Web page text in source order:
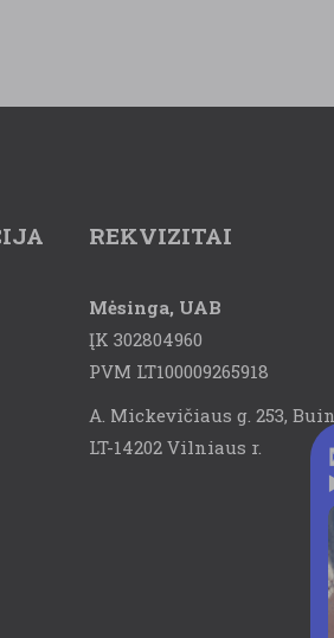
REKVIZITAI
Mėsinga, UAB
ĮK 302804960
PVM LT100009265918
A. Mickevičiaus g. 253,
LT-14202 Vilniaus r.